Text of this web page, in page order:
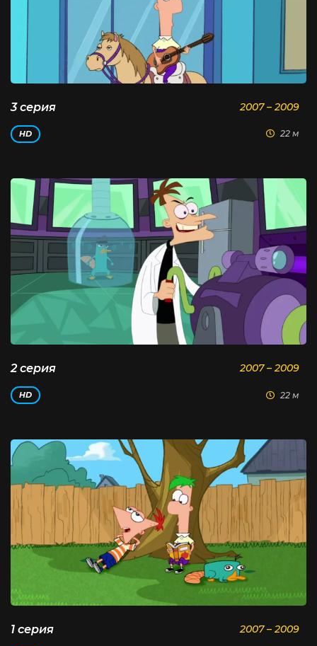
3 серия 2007 – 2009
HD 22 м
2 серия 2007 – 2009
HD 22 м
1 серия 2007 – 2009